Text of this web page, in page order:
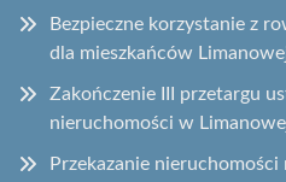
Bezpieczne korzystanie z
dla mieszkańców
Zakończenie III przetargu
nieruchomości w
Przekazanie nieruchomości